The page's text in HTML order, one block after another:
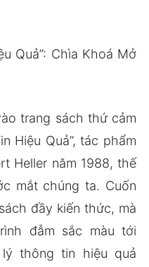
Quả”: Chìa Khoá Mở
trang sách thứ cảm
Hiệu Quả”, tác phẩm
Heller năm 1988, thế
mắt chúng ta. Cuốn
đầy kiến thức, mà
đẫm sắc màu tới
thông tin hiệu quả